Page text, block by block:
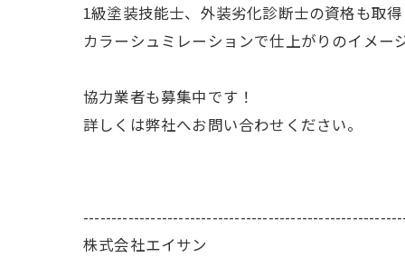
1級塗装技能士、外装劣化診断士の資格も取
カラーシュミレーションで仕上がりのイメー
協力業者も募集中です！
詳しくは弊社へお問い合わせください。
株式会社エイサン